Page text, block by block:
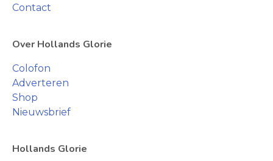
Contact
Over Hollands Glorie
Colofon
Adverteren
Shop
Nieuwsbrief
Hollands Glorie